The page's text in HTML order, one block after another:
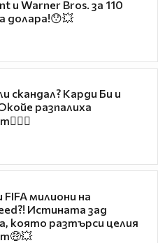
и Warner Bros. за 110
долара!😯💥
скандал? Карди Би и
разпалиха
милиони на
Истината зад
която разтърси целия